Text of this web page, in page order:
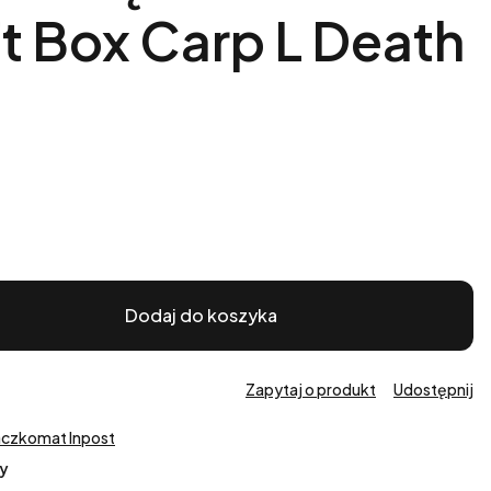
Box Carp L Death
Dodaj do koszyka
Zapytaj o produkt Udostępnij
Inpost